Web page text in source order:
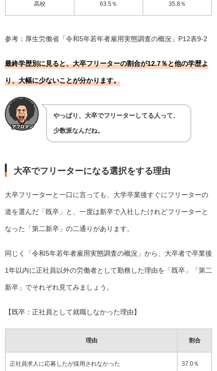
高校 63.5％ 35.8％
参考：厚生労働省「令和5年若年者雇用実態調査の概況 」P12表9-2
最終学歴別に見ると、大卒フリーターの割合が12.7％と他の学歴よ
り、大幅に少ないことが分かります。
やっぱり、大卒でフリーターしてる人って、
少数派なんだね。
大卒でフリーターになる選択をする理由
大卒フリーターと一口に言っても、大学卒業後すぐにフリーターの
道を選んだ「既卒」と、一度は新卒で入社したけれどフリーターと
なった「第二新卒」の二通りがあります。
同じく「令和5年若年者雇用実態調査の概況」から、大卒者で卒業後
1年以内に正社員以外の労働者として勤務した理由を「既卒」「第二
新卒」でそれぞれ見てみましょう。
【既卒：正社員として就職しなかった理由】
理由 割合
正社員求人に応募したが採用されなかった 37.0％